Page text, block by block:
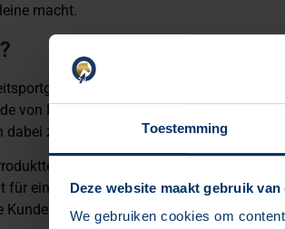
Toestemming
Deze website maakt gebruik van
We gebruiken cookies om
macht.
von Produkten, saisonale
dabei zum Beispiel helfen:
der sich gut lesen lässt.
für eine Filmrolle (für die neue
Kunden-E-Mail, in der ihr erkläret, warum